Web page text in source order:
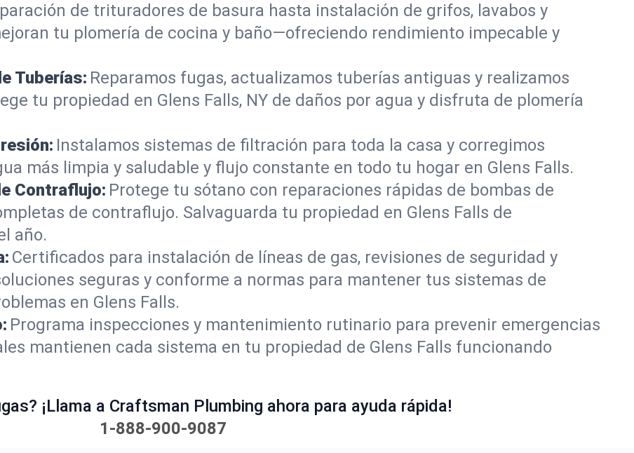
de trituradores de basura hasta instalación de grifos, lavabos y
tu plomería de cocina y baño—ofreciendo rendimiento impecable y
Tuberías: Reparamos fugas, actualizamos tuberías antiguas y realizamos
tu propiedad en Glens Falls, NY de daños por agua y disfruta de plomería
Instalamos sistemas de filtración para toda la casa y corregimos
más limpia y saludable y flujo constante en todo tu hogar en Glens Falls.
Contraflujo: Protege tu sótano con reparaciones rápidas de bombas de
de contraflujo. Salvaguarda tu propiedad en Glens Falls de
año.
Certificados para instalación de líneas de gas, revisiones de seguridad y
seguras y conforme a normas para mantener tus sistemas de
en Glens Falls.
Programa inspecciones y mantenimiento rutinario para prevenir emergencias
mantienen cada sistema en tu propiedad de Glens Falls funcionando
¡Llama a Craftsman Plumbing ahora para ayuda rápida!
1-888-900-9087